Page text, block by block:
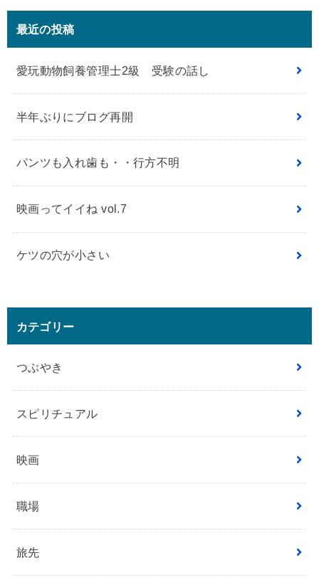
最近の投稿
愛玩動物飼養管理士2級 受験の話し
半年ぶりにブログ再開
パンツも入れ歯も・・行方不明
映画ってイイね vol.7
ケツの穴が小さい
カテゴリー
つぶやき
スピリチュアル
映画
職場
旅先